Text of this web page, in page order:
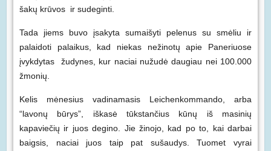
šakų krūvos ir sudeginti.
Tada jiems buvo įsakyta sumaišyti pelenus su smėliu ir
palaidoti palaikus, kad niekas nežinotų apie Paneriuose
įvykdytas žudynes, kur naciai nužudė daugiau nei 100.000
žmonių.
Kelis mėnesius vadinamasis Leichenkommando, arba
“lavonų būrys”, iškasė tūkstančius kūnų iš masinių
kapaviečių ir juos degino. Jie žinojo, kad po to, kai darbai
baigsis, naciai juos taip pat sušaudys. Tuomet vyrai